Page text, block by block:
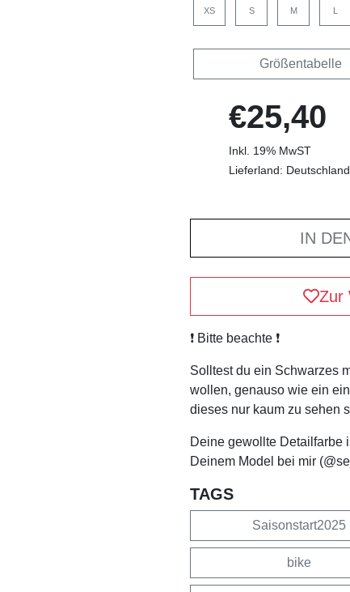
XS S M L
Größentabelle
€25,40
Inkl. 19% MwST
Lieferland:
IN
Zur
❗️ Bitte beachte ❗️
Solltest du ein Schwarzes
wollen, genauso wie ein
dieses nur kaum zu sehen
Deine gewollte Detailfarbe
Deinem Model bei mir
TAGS
Saisonstart2025
bike